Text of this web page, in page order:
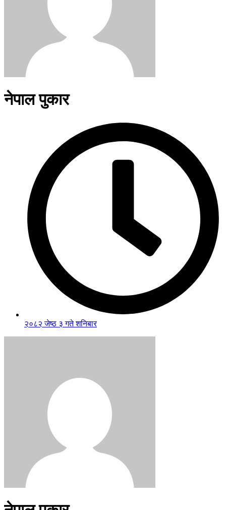
नेपाल पुकार
२०८२ जेष्ठ ३ गते शनिबार